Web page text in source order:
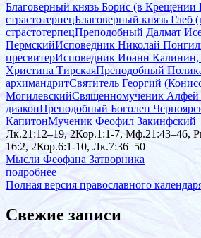
Благоверный князь Борис (в Крещении
страстотерпецБлаговерный князь
страстотерпецПреподобный Далмат
ПермскийИсповедник Николай
пресвитерИсповедник Иоанн Калинин,
Христина ТирскаяПреподобный
архимандритСвятитель Георгий
МогилевскийСвященномученик Алфей
диаконПреподобный Боголеп
КапитонМученик Феофил Закинфский
Лк.21:12–19, 2Кор.1:1-7, Мф.21:43–46,
16:2, 2Кор.6:1-10, Лк.7:36–50
Мысли Феофана Затворника
подробнее
Полная версия православного
Свежие записи